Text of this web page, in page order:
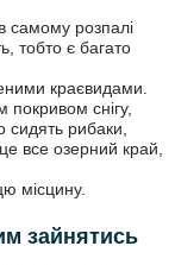
самому розпалі
тобто є багато
краєвидами.
покривом снігу,
рибаки,
все озерний край,
місцину.
зайнятись